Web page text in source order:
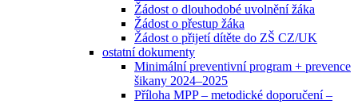
Žádost o dlouhodobé uvolnění žáka
Žádost o přestup žáka
Žádost o přijetí dítěte do ZŠ CZ/UK
ostatní dokumenty
Minimální preventivní program + prevence
šikany 2024–2025
Příloha MPP – metodické doporučení –